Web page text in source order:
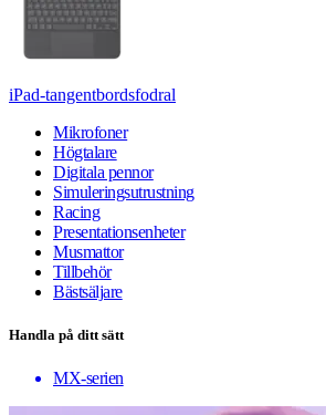
iPad-tangentbordsfodral
Mikrofoner
Högtalare
Digitala pennor
Simuleringsutrustning
Racing
Presentationsenheter
Musmattor
Tillbehör
Bästsäljare
Handla på ditt sätt
MX-serien